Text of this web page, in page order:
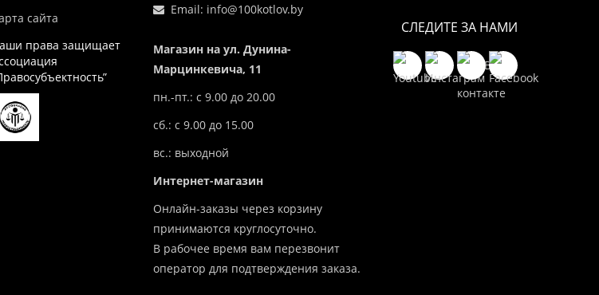
сайта
права защищает
Email: info@100kotlov.by
Магазин на ул. Дунина-
Марцинкевича, 11
пн.-пт.: с 9.00 до 20.00
сб.: с 9.00 до 15.00
вс.: выходной
Интернет-магазин
Онлайн-заказы через корзину
принимаются круглосуточно.
В рабочее время вам перезвонит
оператор для подтверждения заказа.
СЛЕДИТЕ ЗА НАМИ